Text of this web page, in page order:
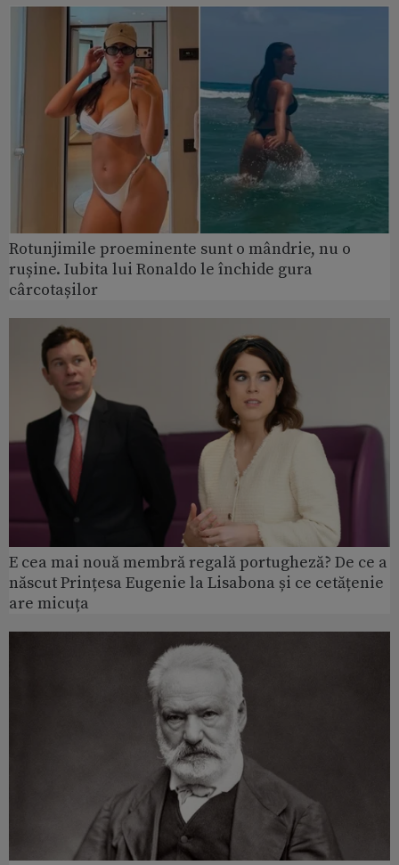
Rotunjimile proeminente sunt o mândrie, nu o
rușine. Iubita lui Ronaldo le închide gura
cârcotașilor
E cea mai nouă membră regală portugheză? De ce a
născut Prințesa Eugenie la Lisabona și ce cetățenie
are micuța